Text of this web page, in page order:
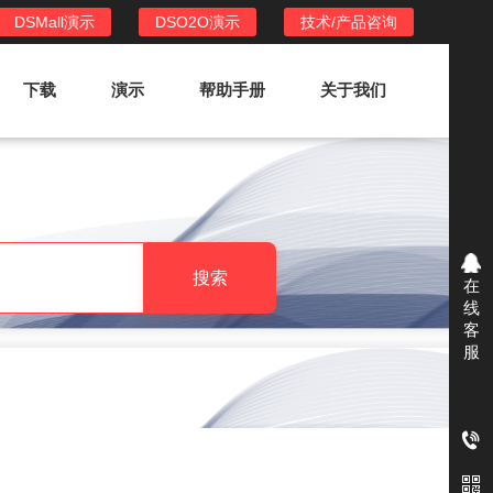
技术/产品咨询
DSO2O演示
DSMall演示
功能列表
供新零售线上化经营管理工具，基于
定位，只为让更多客户、多次到店
费
下载 演示 帮助手册 关于我们
搜索
在
线
客
服